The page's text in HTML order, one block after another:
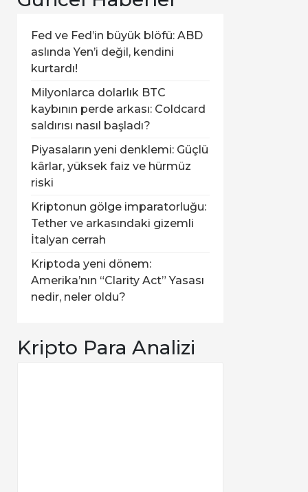
Fed ve Fed’in büyük blöfü: ABD
aslında Yen’i değil, kendini
kurtardı!
Milyonlarca dolarlık BTC
kaybının perde arkası: Coldcard
saldırısı nasıl başladı?
Piyasaların yeni denklemi: Güçlü
kârlar, yüksek faiz ve hürmüz
riski
Kriptonun gölge imparatorluğu:
Tether ve arkasındaki gizemli
İtalyan cerrah
Kriptoda yeni dönem:
Amerika’nın “Clarity Act” Yasası
nedir, neler oldu?
Kripto Para Analizi